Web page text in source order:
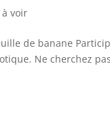
voir
de banane
Ne cherchez